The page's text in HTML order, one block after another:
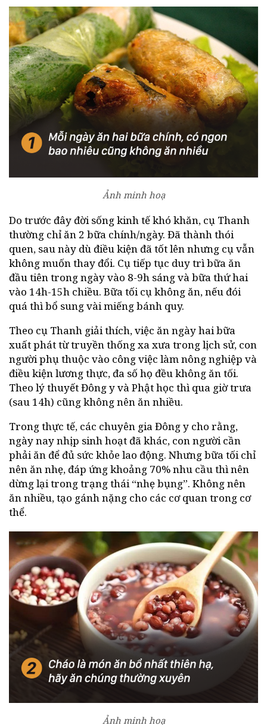
Ảnh minh hoạ
Do trước đây đời sống kinh tế khó khăn, cụ Thanh
thường chỉ ăn 2 bữa chính/ngày. Đã thành thói
quen, sau này dù điều kiện đã tốt lên nhưng cụ vẫn
không muốn thay đổi. Cụ tiếp tục duy trì bữa ăn
đầu tiên trong ngày vào 8-9h sáng và bữa thứ hai
vào 14h-15h chiều. Bữa tối cụ không ăn, nếu đói
quá thì bổ sung vài miếng bánh quy.
Theo cụ Thanh giải thích, việc ăn ngày hai bữa
xuất phát từ truyền thống xa xưa trong lịch sử, con
người phụ thuộc vào công việc làm nông nghiệp và
điều kiện lương thực, đa số họ đều không ăn tối.
Theo lý thuyết Đông y và Phật học thì qua giờ trưa
(sau 14h) cũng không nên ăn nhiều.
Trong thực tế, các chuyên gia Đông y cho rằng,
ngày nay nhịp sinh hoạt đã khác, con người cần
phải ăn để đủ sức khỏe lao động. Nhưng bữa tối chỉ
nên ăn nhẹ, đáp ứng khoảng 70% nhu cầu thì nên
dừng lại trong trạng thái “nhẹ bụng”. Không nên
ăn nhiều, tạo gánh nặng cho các cơ quan trong cơ
thể.
Ảnh minh hoạ